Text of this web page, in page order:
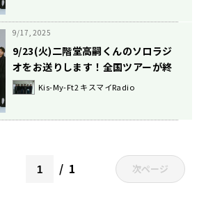
9/17, 2025
9/23(火)二階堂高嗣くんのソロラジ
オをお送りします！全国ツアーが終
わって！Kis-My-Ft2 キスマイRadio
1 次ページ